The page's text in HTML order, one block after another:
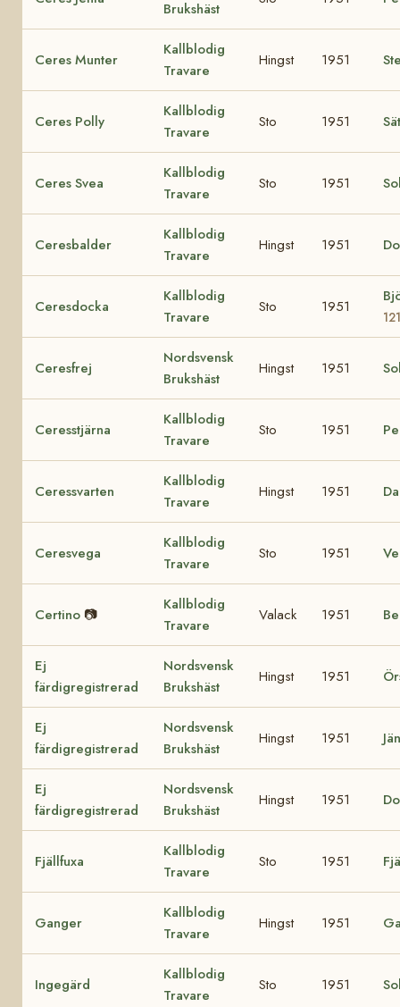
Brukshäst
Ceres Munter
Kallblodig
Travare
Hingst 1951
Ceres Polly
Kallblodig
Travare
Sto 1951
Ceres Svea
Kallblodig
Travare
Sto 1951
Ceresbalder
Kallblodig
Travare
Hingst 1951
Ceresdocka
Kallblodig
Travare
Sto 1951
Ceresfrej
Nordsvensk
Brukshäst
Hingst 1951
Ceresstjärna
Kallblodig
Travare
Sto 1951
Ceressvarten
Kallblodig
Travare
Hingst 1951
Ceresvega
Kallblodig
Travare
Sto 1951
Certino 📷
Kallblodig
Travare
Valack 1951
Ej
färdigregistrerad
Nordsvensk
Brukshäst
Hingst 1951
Ej
färdigregistrerad
Nordsvensk
Brukshäst
Hingst 1951
Ej
färdigregistrerad
Nordsvensk
Brukshäst
Hingst 1951
Fjällfuxa
Kallblodig
Travare
Sto 1951
Ganger
Kallblodig
Travare
Hingst 1951
Ingegärd
Kallblodig
Travare
Sto 1951